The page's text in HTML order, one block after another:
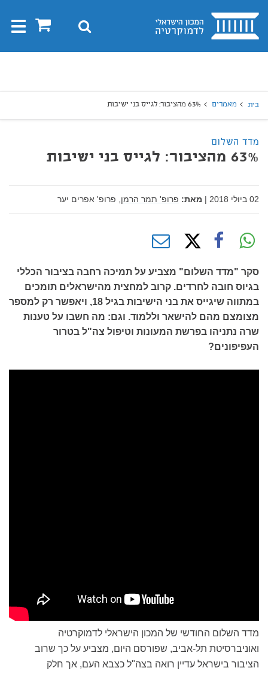
בית 0 חיפוש
בית מאמרים 63% מהציבור: לגייס בני ישיבות‎
מדד השלום
63% מהציבור: לגייס בני ישיבות‎
02 ביולי 2018 | מאת: פרופ' תמר הרמן, פרופ' אפרים יער
סקר "מדד השלום" מצביע על תמיכה רחבה בציבור הכללי
בגיוס חובה לחרדים. קרוב למחצית מהישראלים תומכים
במתווה שיגייס את בני הישיבות בגיל 18, ויאפשר רק למספר
מצומצם מהם להישאר וללמוד. וגם: מה חשבו על טענות
שרה נתניהו בפרשת המעונות וטיפול צה"ל בטרור
העפיפונים?
מדד השלום החודשי של המכון הישראלי לדמוקרטיה
ואוניברסיטת תל-אביב, שפורסם היום, מצביע על כך שרוב
הציבור בישראל עדיין רואה בצה"ל כצבא העם, אך חלק